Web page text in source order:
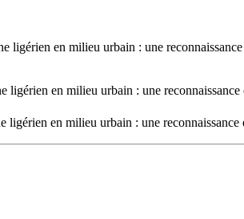
ligérien en milieu urbain : une
en milieu urbain : une
en milieu urbain : une reconnaissance